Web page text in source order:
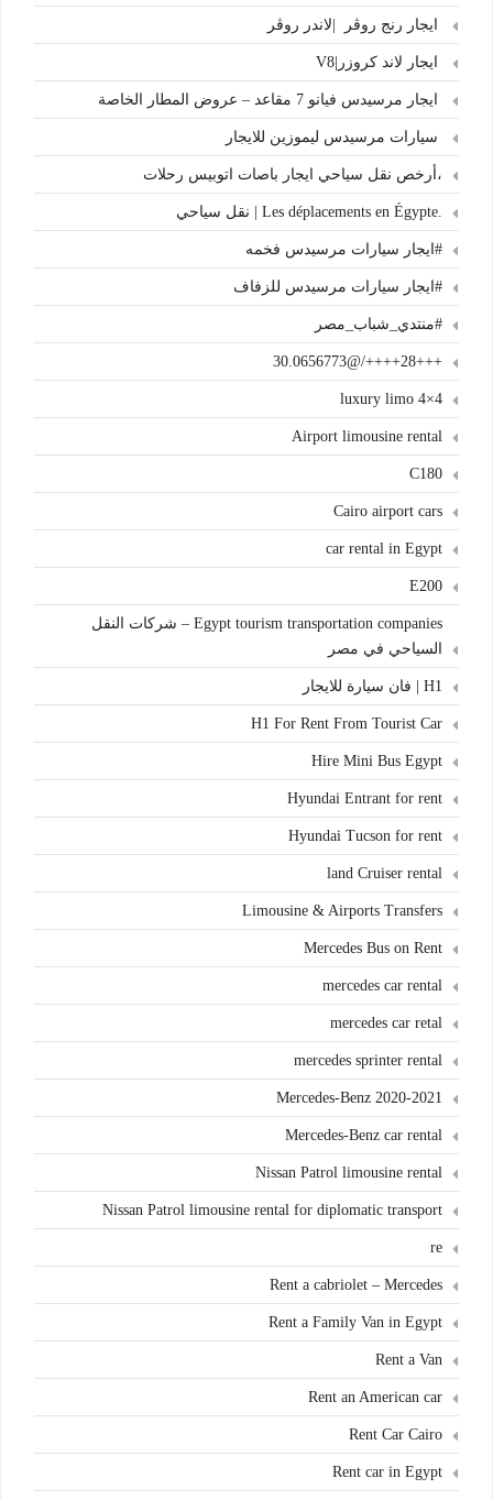
ايجار رنج روڤر |لاندر روڤر
ايجار لاند كروزر|V8
ايجار مرسيدس فيانو 7 مقاعد – عروض المطار الخاصة
سيارات مرسيدس ليموزين للايجار
،أرخص نقل سياحي ايجار باصات اتوبيس رحلات
.Les déplacements en Égypte | نقل سياحي
#ايجار سيارات مرسيدس فخمه
#ايجار سيارات مرسيدس للزفاف
#منتدي_شباب_مصر
+++28++++/@30.0656773
4×4 luxury limo
Airport limousine rental
C180
Cairo airport cars
car rental in Egypt
E200
Egypt tourism transportation companies – شركات النقل
السياحي في مصر
H1 | فان سيارة للايجار
H1 For Rent From Tourist Car
Hire Mini Bus Egypt
Hyundai Entrant for rent
Hyundai Tucson for rent
land Cruiser rental
Limousine & Airports Transfers
Mercedes Bus on Rent
mercedes car rental
mercedes car retal
mercedes sprinter rental
Mercedes-Benz 2020-2021
Mercedes-Benz car rental
Nissan Patrol limousine rental
Nissan Patrol limousine rental for diplomatic transport
re
Rent a cabriolet – Mercedes
Rent a Family Van in Egypt
Rent a Van
Rent an American car
Rent Car Cairo
Rent car in Egypt